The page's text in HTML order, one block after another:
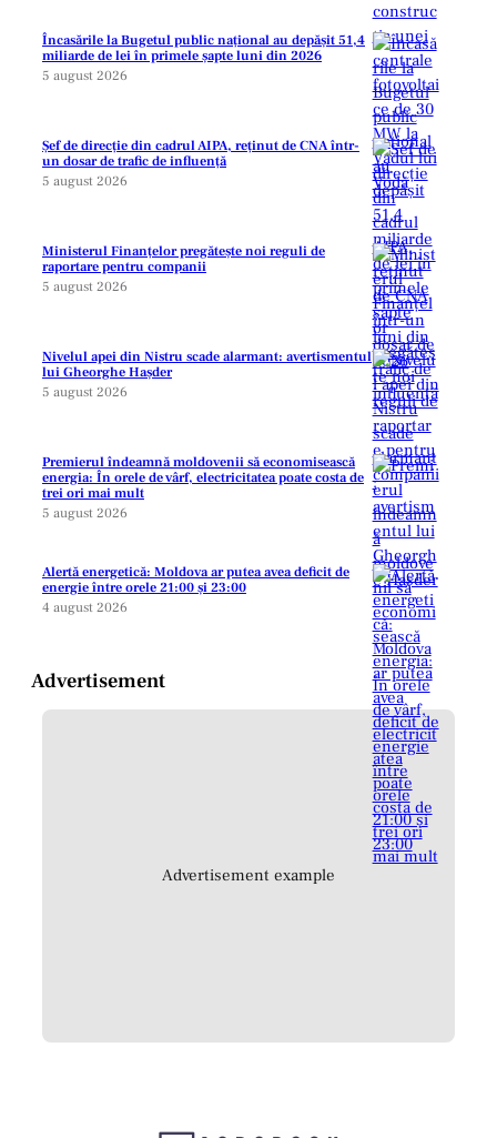
Încasările la Bugetul public național au depășit 51,4
miliarde de lei în primele șapte luni din 2026
5 august 2026
Șef de direcție din cadrul AIPA, reținut de CNA într-
un dosar de trafic de influență
5 august 2026
Ministerul Finanțelor pregătește noi reguli de
raportare pentru companii
5 august 2026
Nivelul apei din Nistru scade alarmant: avertismentul
lui Gheorghe Hașder
5 august 2026
Premierul îndeamnă moldovenii să economisească
energia: În orele de vârf, electricitatea poate costa de
trei ori mai mult
5 august 2026
Alertă energetică: Moldova ar putea avea deficit de
energie între orele 21:00 și 23:00
4 august 2026
Advertisement
Advertisement example